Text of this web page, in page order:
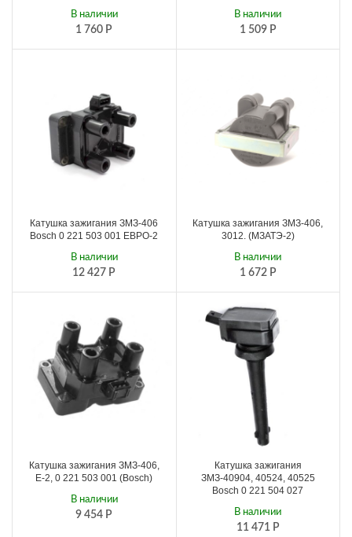
1 760 Р
В наличии
1 509 Р
В наличии
Катушка зажигания ЗМЗ-406
Bosch 0 221 503 001 ЕВРО-2
12 427 Р
В наличии
Катушка зажигания ЗМЗ-406,
3012. (МЗАТЭ-2)
1 672 Р
В наличии
Катушка зажигания ЗМЗ-406,
Е-2, 0 221 503 001 (Bosch)
9 454 Р
В наличии
Катушка зажигания
ЗМЗ-40904, 40524, 40525
Bosch 0 221 504 027
11 471 Р
В наличии